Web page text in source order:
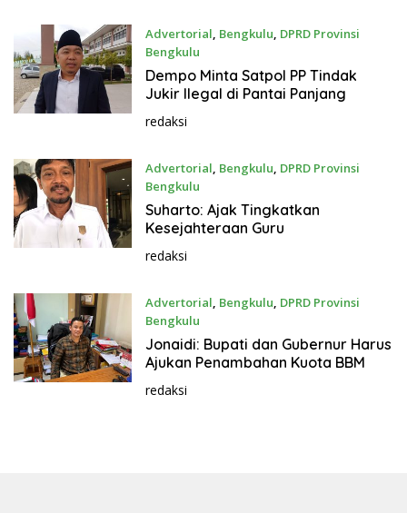
Advertorial, Bengkulu, DPRD Provinsi
Bengkulu
November 27, 2023
Dempo Minta Satpol PP Tindak
Jukir Ilegal di Pantai Panjang
redaksi
Advertorial, Bengkulu, DPRD Provinsi
Bengkulu
November 27, 2023
Suharto: Ajak Tingkatkan
Kesejahteraan Guru
redaksi
Advertorial, Bengkulu, DPRD Provinsi
Bengkulu
November 27, 2023
Jonaidi: Bupati dan Gubernur Harus
Ajukan Penambahan Kuota BBM
redaksi